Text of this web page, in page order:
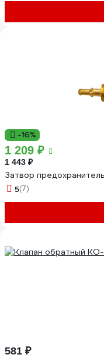
-16%
1 209 ₽
1 443 ₽
Затвор
5(7)
581 ₽